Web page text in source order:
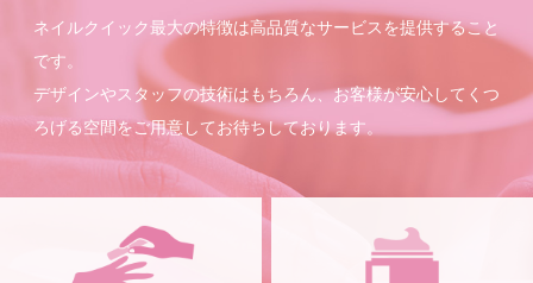
ネイルクイック最大の特徴は高品質なサービスを提供すること
です。
デザインやスタッフの技術はもちろん、お客様が安心してくつ
ろげる空間をご用意してお待ちしております。